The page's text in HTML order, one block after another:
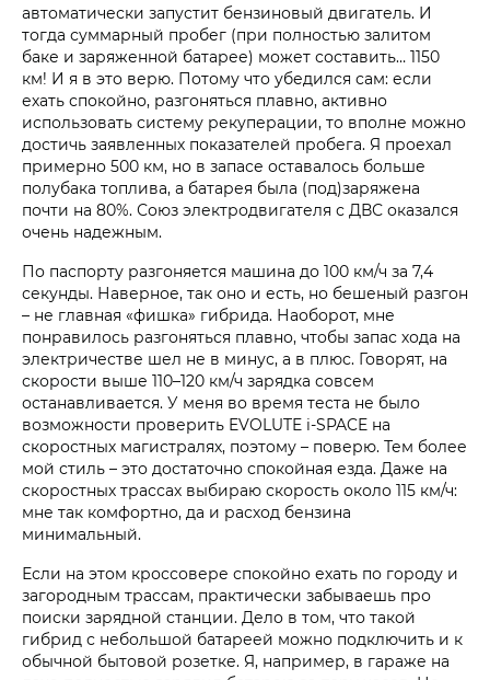
автоматически запустит бензиновый двигатель. И
тогда суммарный пробег (при полностью залитом
баке и заряженной батарее) может составить… 1150
км! И я в это верю. Потому что убедился сам: если
ехать спокойно, разгоняться плавно, активно
использовать систему рекуперации, то вполне можно
достичь заявленных показателей пробега. Я проехал
примерно 500 км, но в запасе оставалось больше
полубака топлива, а батарея была (под)заряжена
почти на 80%. Союз электродвигателя с ДВС оказался
очень надежным.
По паспорту разгоняется машина до 100 км/ч за 7,4
секунды. Наверное, так оно и есть, но бешеный разгон
– не главная «фишка» гибрида. Наоборот, мне
понравилось разгоняться плавно, чтобы запас хода на
электричестве шел не в минус, а в плюс. Говорят, на
скорости выше 110–120 км/ч зарядка совсем
останавливается. У меня во время теста не было
возможности проверить EVOLUTE i‑SPACE на
скоростных магистралях, поэтому – поверю. Тем более
мой стиль – это достаточно спокойная езда. Даже на
скоростных трассах выбираю скорость около 115 км/ч:
мне так комфортно, да и расход бензина
минимальный.
Если на этом кроссовере спокойно ехать по городу и
загородным трассам, практически забываешь про
поиски зарядной станции. Дело в том, что такой
гибрид с небольшой батареей можно подключить и к
обычной бытовой розетке. Я, например, в гараже на